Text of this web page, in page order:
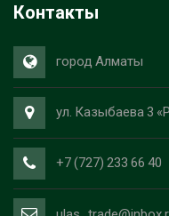
Контакты
город Алматы
ул. Казыбаева 3
+7 (727) 233 66 40